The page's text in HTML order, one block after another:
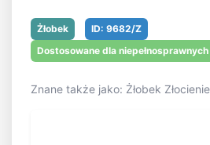
Żłobek
ID: 9682/Z
Dostosowane dla niepełnosprawnych
Znane także jako: Żłobek